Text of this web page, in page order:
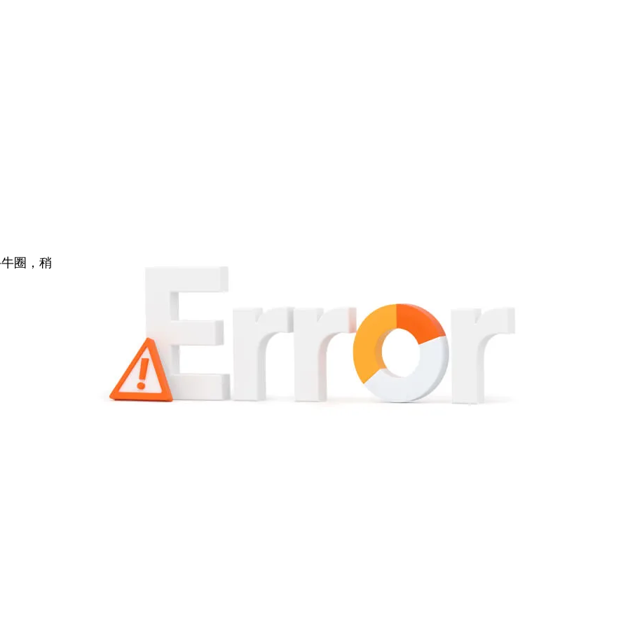
圈，稍